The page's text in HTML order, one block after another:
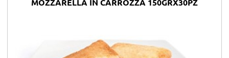
MOZZARELLA IN CARROZZA 150GRX30PZ